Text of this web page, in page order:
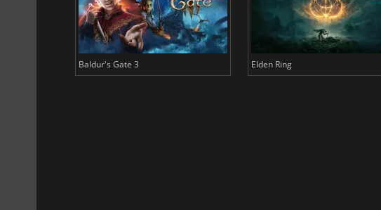
Baldur's Gate 3 Elden Ring